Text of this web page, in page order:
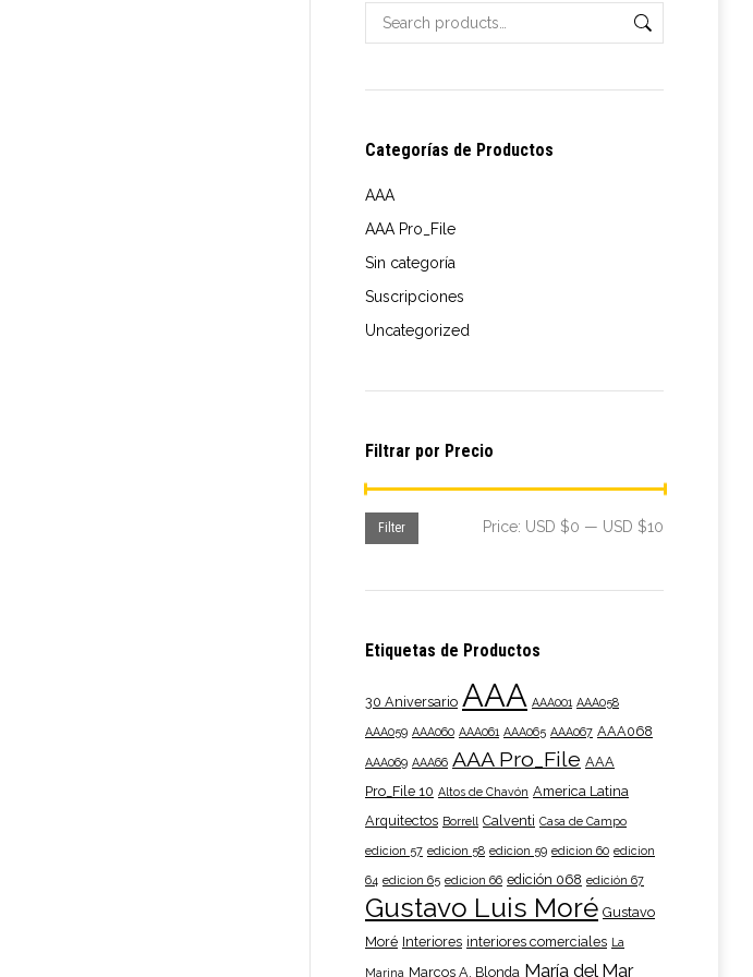
Categorías de Productos
AAA
AAA Pro_File
Sin categoría
Suscripciones
Uncategorized
Filtrar por Precio
Filter Price: USD $0 — USD $10
Etiquetas de Productos
30 Aniversario AAA AAA001 AAA058
AAA059 AAA060 AAA061 AAA065 AAA067 AAA068
AAA069 AAA66 AAA Pro_File AAA
Pro_File 10 Altos de Chavón America Latina
Arquitectos Borrell Calventi Casa de Campo
edicion 57 edicion 58 edicion 59 edicion 60 edicion
64 edicion 65 edicion 66 edición 068 edición 67
Gustavo Luis Moré Gustavo
Moré Interiores interiores comerciales La
Marina Marcos A. Blonda María del Mar